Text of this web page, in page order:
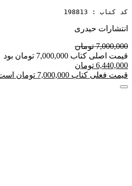
کد کتاب : 198813
انتشارات حیدری
7,000,000 تومان
قیمت اصلی کتاب 7,000,000 تومان بود
6,440,000 تومان
قیمت فعلی کتاب 7,000,000 تومان است